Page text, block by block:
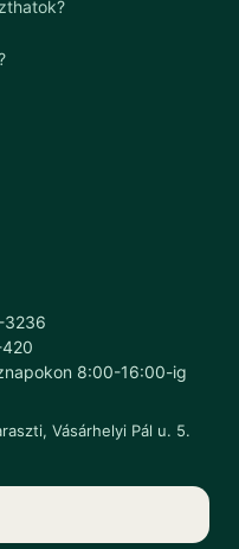
8:00-16:00-ig
Vásárhelyi Pál u. 5.